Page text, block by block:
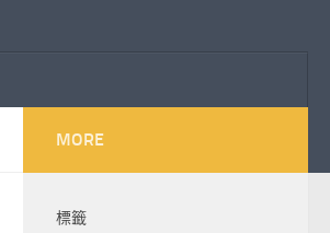
MORE
標籤